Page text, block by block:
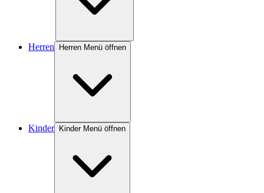
Herren Herren Menü öffnen
Kinder Kinder Menü öffnen